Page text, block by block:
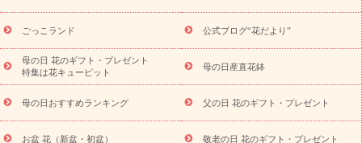
ペーン
用途から探す お祝いの花特集 当日配達特急便
退職祝い
結婚記念日 結婚祝い 出産祝い
気祝い
還暦祝い・長寿祝い プチギフト
ペットのお祝いフラ
日配達特急便 お供え
お供え・お悔やみ商品一覧
お供え・お悔
ごっこランド 公式ブログ“花だより”
母の日 花のギフト・プレゼント
特集は花キューピット
母の日産直花鉢
母の日おすすめランキング 父の日 花のギフト・プレゼント
お盆 花（新盆・初盆） 敬老の日 花のギフト・プレゼント